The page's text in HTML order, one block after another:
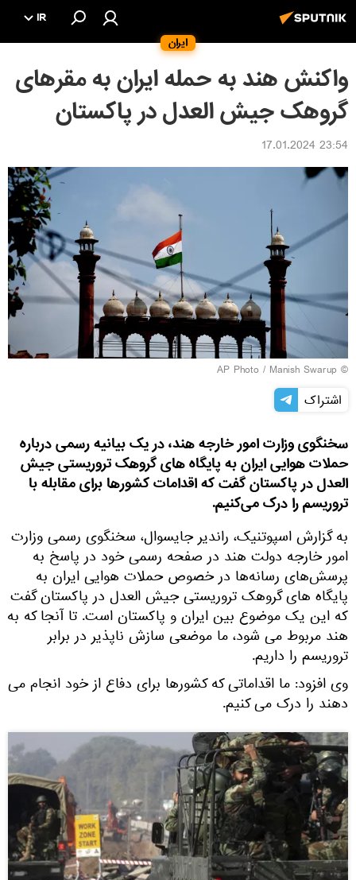
ایران
IR
واکنش هند به حمله ایران به مقرهای
گروهک جیش العدل در پاکستان
23:54 17.01.2024
© AP Photo / Manish Swarup
اشتراک
سخنگوی وزارت امور خارجه هند، در یک بیانیه رسمی درباره
حملات هوایی ایران به پایگاه های گروهک تروریستی جیش
العدل در پاکستان گفت که اقدامات کشورها برای مقابله با
تروریسم را درک می‌کنیم.
به گزارش اسپوتنیک، راندیر جایسوال، سخنگوی رسمی وزارت
امور خارجه دولت هند در صفحه رسمی خود در پاسخ به
پرسش‌های رسانه‌ها در خصوص حملات هوایی ایران به
پایگاه های گروهک تروریستی جیش العدل در پاکستان گفت
که این یک موضوع بین ایران و پاکستان است. تا آنجا که به
هند مربوط می شود، ما موضعی سازش ناپذیر در برابر
تروریسم را داریم.
وی افزود: ما اقداماتی که کشورها برای دفاع از خود انجام می
دهند را درک می کنیم.